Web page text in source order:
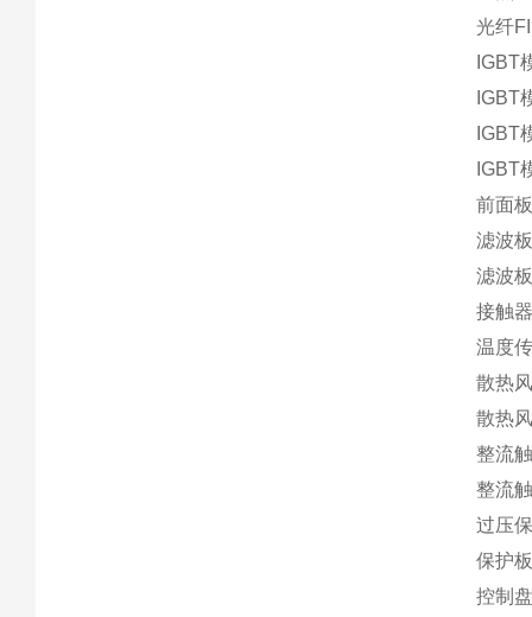
光纤
IGBT
IGBT
IGBT
IGBT
前面
滤波
滤波
接触
温度
散热
散热
整流
整流
过压
保护
控制